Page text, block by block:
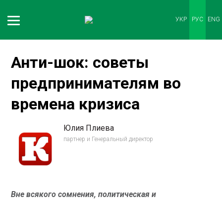
ENG
РУС
УКР
Анти-шок: советы
предпринимателям во
времена кризиса
Юлия Плиева
партнер и Генеральный директор
Вне всякого сомнения, политическая и